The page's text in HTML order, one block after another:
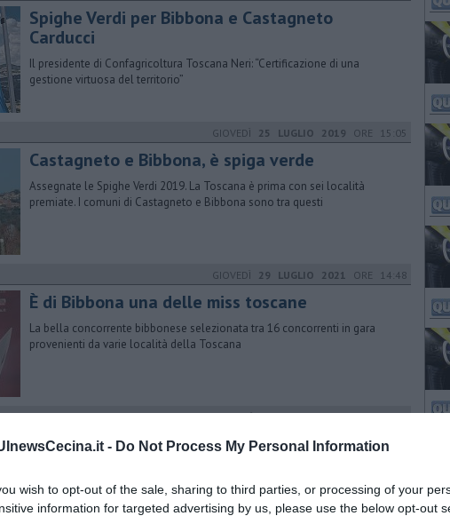
- Do Not Process My Personal Information
wish to opt-out of the sale, sharing to third parties, or processing of your
information for targeted advertising by us, please use the below opt-out
Spighe Verdi per Bibbona e Castagneto
Carducci
Il presidente di Confagricoltura Toscana Neri: “Certificazione di una
gestione virtuosa del territorio”
GIOVEDÌ 25 LUGLIO 2019 ORE 15:05
Castagneto e Bibbona, è spiga verde
Assegnate le Spighe Verdi 2019. La Toscana è prima con sei località
premiate. I comuni di Castagneto e Bibbona sono tra questi
GIOVEDÌ 29 LUGLIO 2021 ORE 14:48
È di Bibbona una delle miss toscane
La bella concorrente bibbonese selezionata tra 16 concorrenti in gara
provenienti da varie località della Toscana
LUNEDÌ16 APRILE 2018ORE 07:10
27 nuovi ambiti per il turismo in Toscana
confronto in commissione due settimane fa, Anselmi, Marras e Ciuoffo
hanno presentato i dettagli e i perché della nuova suddivisione